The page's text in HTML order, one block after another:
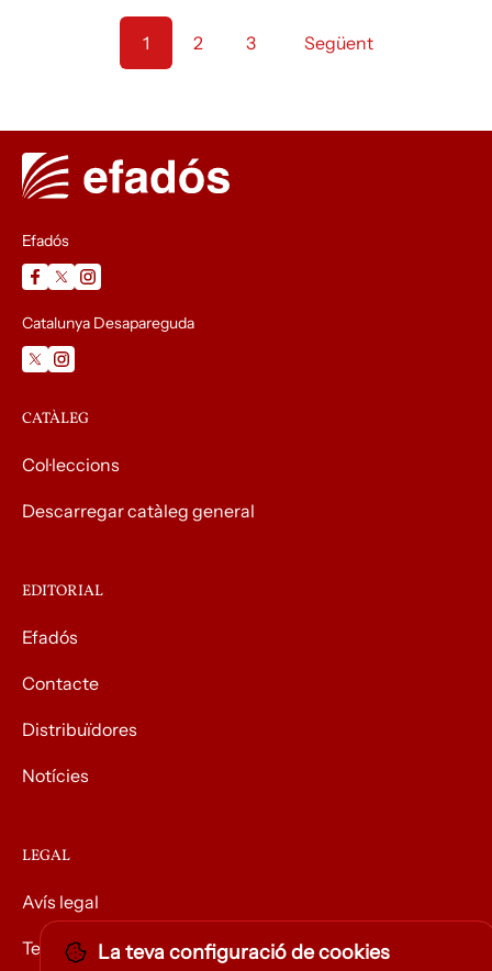
1 2 3 Següent
Efadós
Catalunya Desapareguda
CATÀLEG
Col·leccions
Descarregar catàleg general
EDITORIAL
Efadós
Contacte
Distribuïdores
Notícies
LEGAL
Avís legal
Termes i condicions
La teva configuració de cookies